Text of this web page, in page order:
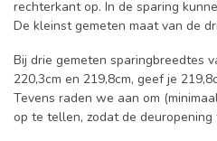
rechterkant op. In de sparing
De kleinst gemeten maat van de
Bij drie gemeten sparingbreedtes
220,3cm en 219,8cm, geef je
Tevens raden we aan om
op te tellen, zodat de